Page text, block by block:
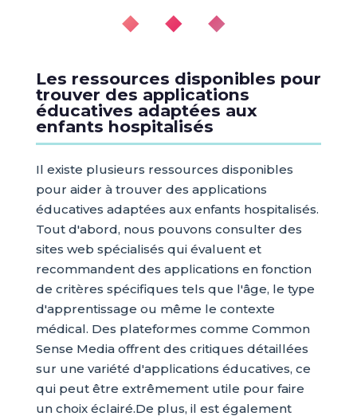
◆ ◆ ◆
Les ressources disponibles pour
trouver des applications
éducatives adaptées aux
enfants hospitalisés
Il existe plusieurs ressources disponibles
pour aider à trouver des applications
éducatives adaptées aux enfants hospitalisés.
Tout d'abord, nous pouvons consulter des
sites web spécialisés qui évaluent et
recommandent des applications en fonction
de critères spécifiques tels que l'âge, le type
d'apprentissage ou même le contexte
médical. Des plateformes comme Common
Sense Media offrent des critiques détaillées
sur une variété d'applications éducatives, ce
qui peut être extrêmement utile pour faire
un choix éclairé.De plus, il est également